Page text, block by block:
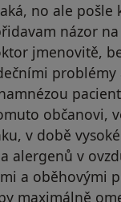
no ale pošle
názor
jmenovitě,
problémy
občanovi,
v době
alergenů v
a oběhovými
maximálně